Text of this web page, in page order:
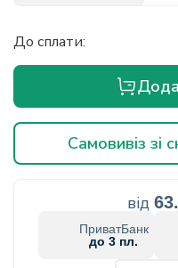
До сплати:
Самовивіз зі
від
ПриватБанк
до 3 пл.